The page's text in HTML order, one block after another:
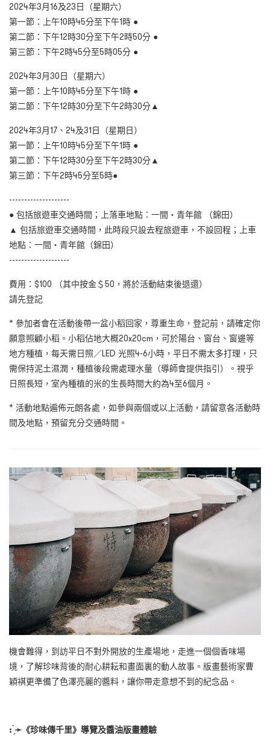
2024年3月16及23日（星期六）
第一節：上午10時45分至下午1時 ●
第二節：下午12時30分至下午2時50分 ●
第三節：下午2時45分至5時05分 ●
2024年3月30日（星期六）
第一節：上午10時45分至下午1時 ●
第二節：下午12時30分至下午2時30分▲
2024年3月17、24及31日（星期日）
第一節：上午10時45分至下午1時 ●
第二節：下午12時30分至下午2時30分▲
第三節：下午2時45分至5時●
--------------------
● 包括旅遊車交通時間；上落車地點：一間・青年館 （錦田）
▲ 包括旅遊車交通時間，此時段只設去程旅遊車，不設回程；上車
地點：一間・青年館（錦田）
--------------------
費用：$100 （其中按金＄50，將於活動結束後退還）
請先登記
* 參加者會在活動後帶一盆小稻回家，尊重生命，登記前，請確定你
願意照顧小稻。小稻佔地大概20x20cm，可於陽台、窗台、窗邊等
地方種植，每天需日照／LED 光照4-6小時，平日不需太多打理，只
需保持泥土濕潤，種植後段需處理水量（導師會提供指引）。視乎
日照長短，室內種植的米的生長時間大約為4至6個月。
* 活動地點遍佈元朗各處，如參與兩個或以上活動，請留意各活動時
間及地點，預留充分交通時間。
機會難得，到訪平日不對外開放的生產場地，走進一個個香味場
境，了解珍味背後的耐心耕耘和畫面裏的動人故事。版畫藝術家曹
穎褀更準備了色澤亮麗的醬料，讓你帶走意想不到的紀念品。
: ̗̀➛《珍味傳千里》導覽及醬油版畫體驗